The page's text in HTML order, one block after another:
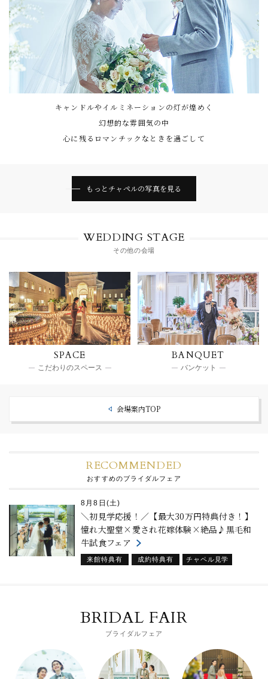
キャンドルやイルミネーションの灯が煌めく
幻想的な雰囲気の中
心に残るロマンチックなときを過ごして
もっとチャペルの写真を見る
WEDDING STAGE
その他の会場
SPACE
こだわりのスペース
BANQUET
バンケット
会場案内TOP
RECOMMENDED
おすすめのブライダルフェア
8月8日(土)
＼初見学応援！／【最大30万円特典付き！】
憧れ大聖堂×愛され花嫁体験×絶品♪黒毛和
牛試食フェア
来館特典有 成約特典有
チャペル見学
BRIDAL FAIR
ブライダルフェア